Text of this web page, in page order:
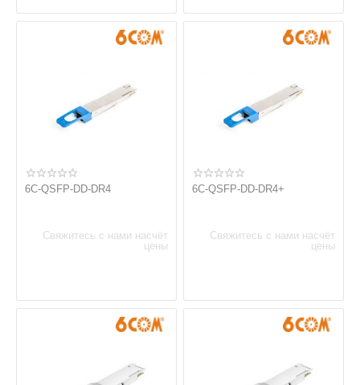
6C-QSFP-DD-DR4
Свяжитесь с нами насчёт
цены
6C-QSFP-DD-DR4+
Свяжитесь с нами насчёт
цены